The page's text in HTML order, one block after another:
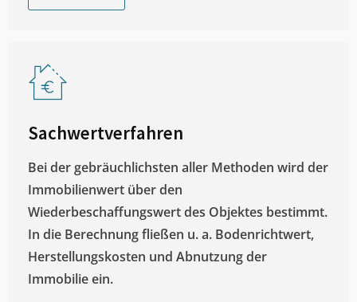
Sachwertverfahren
Bei der gebräuchlichsten aller Methoden wird der
Immobilienwert über den
Wiederbeschaffungswert des Objektes bestimmt.
In die Berechnung fließen u. a. Bodenrichtwert,
Herstellungskosten und Abnutzung der
Immobilie ein.